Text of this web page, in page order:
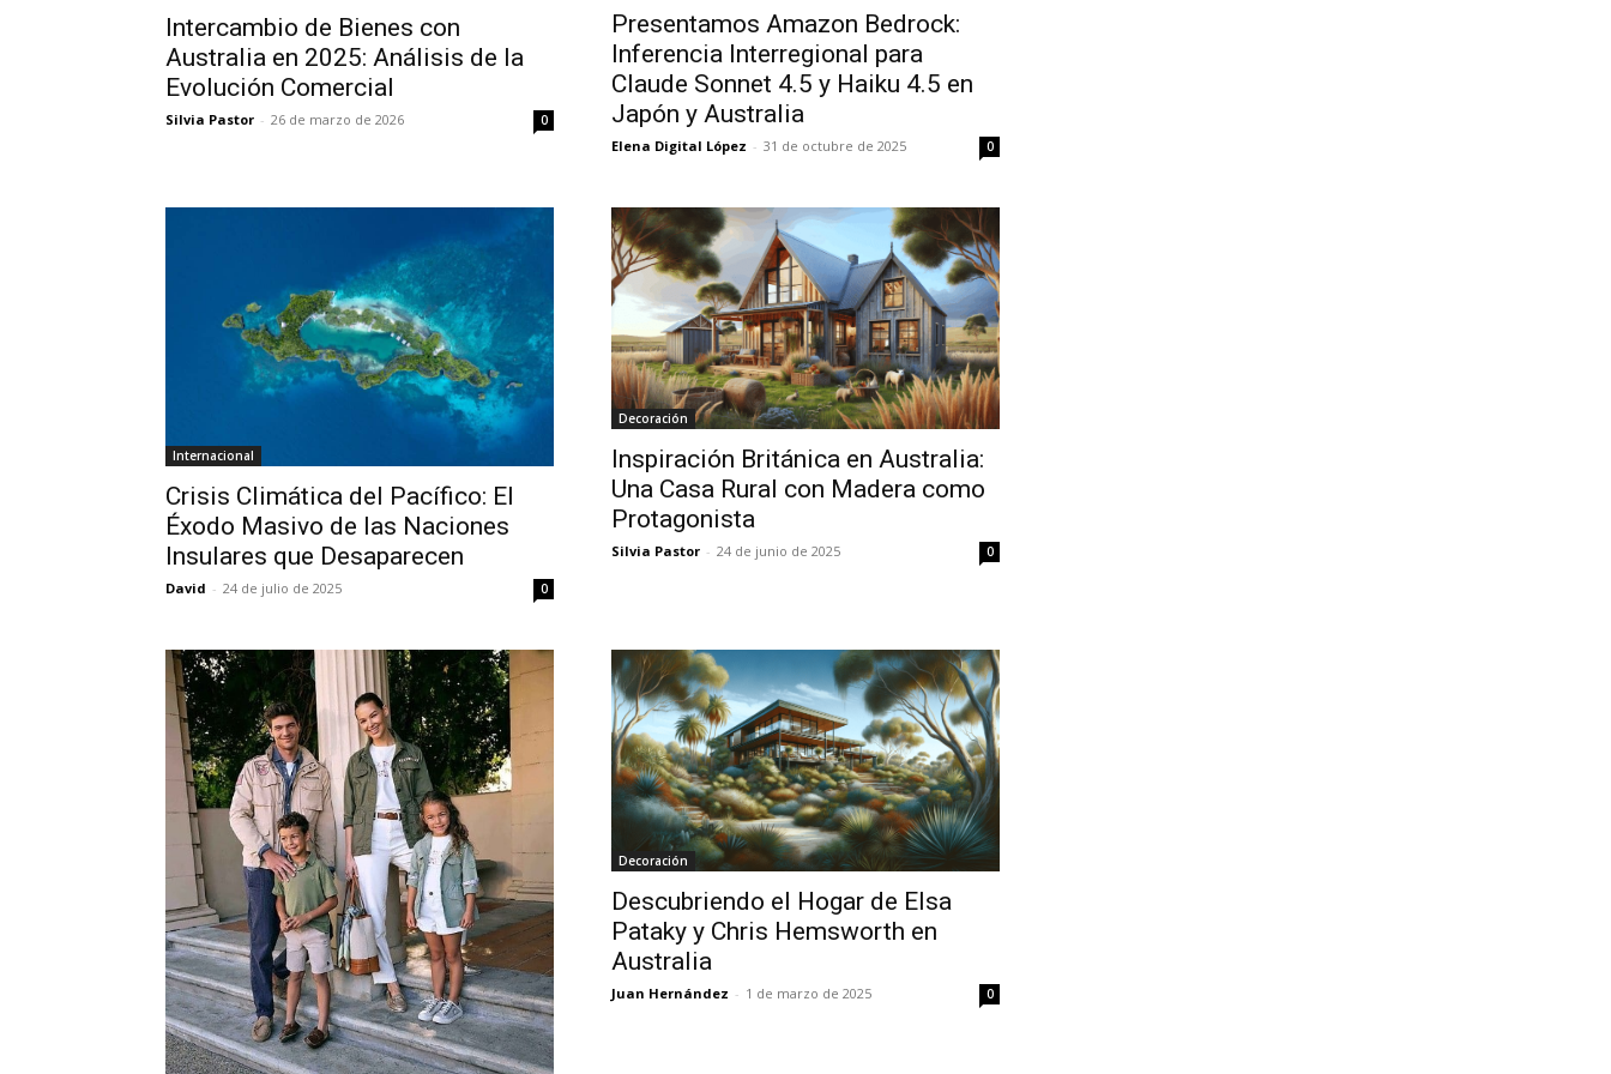
Intercambio de Bienes con
Australia en 2025: Análisis de la
Evolución Comercial
Silvia Pastor - 26 de marzo de 2026 0
Presentamos Amazon Bedrock:
Inferencia Interregional para
Claude Sonnet 4.5 y Haiku 4.5 en
Japón y Australia
Elena Digital López - 31 de octubre de 2025 0
Internacional
Crisis Climática del Pacífico: El
Éxodo Masivo de las Naciones
Insulares que Desaparecen
David - 24 de julio de 2025 0
Decoración
Inspiración Británica en Australia:
Una Casa Rural con Madera como
Protagonista
Silvia Pastor - 24 de junio de 2025 0
Decoración
Descubriendo el Hogar de Elsa
Pataky y Chris Hemsworth en
Australia
Juan Hernández - 1 de marzo de 2025 0